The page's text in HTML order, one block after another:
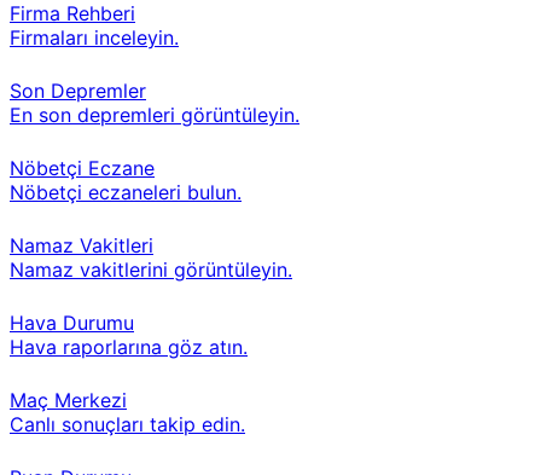
Firma Rehberi
Firmaları inceleyin.
Son Depremler
En son depremleri görüntüleyin.
Nöbetçi Eczane
Nöbetçi eczaneleri bulun.
Namaz Vakitleri
Namaz vakitlerini görüntüleyin.
Hava Durumu
Hava raporlarına göz atın.
Maç Merkezi
Canlı sonuçları takip edin.